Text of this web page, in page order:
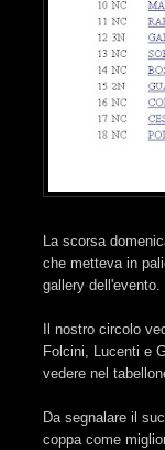
La scorsa
che metteva in
gallery dell'evento.
Il nostro circolo
Folcini, Lucenti e
vedere nel
Da segnalare il
coppa come